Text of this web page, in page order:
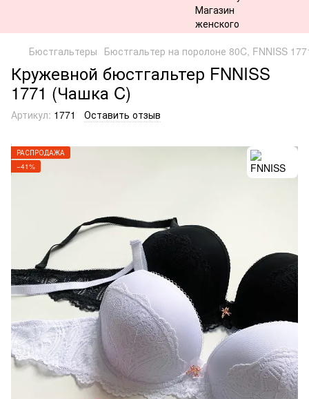
Бюстгальтеры Бюстгальтер на поролоне 80C, FNNISS
Кружевной бюстгальтер FNNISS
1771 (Чашка C)
Артикул: 1771 Оставить отзыв
РАСПРОДАЖА
−41%